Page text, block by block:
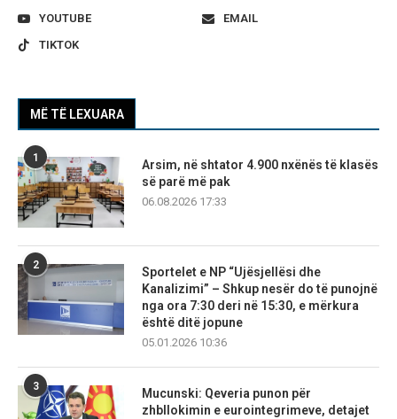
YOUTUBE
EMAIL
TIKTOK
MË TË LEXUARA
1
Arsim, në shtator 4.900 nxënës të klasës
së parë më pak
06.08.2026 17:33
2
Sportelet e NP “Ujësjellësi dhe
Kanalizimi” – Shkup nesër do të punojnë
nga ora 7:30 deri në 15:30, e mërkura
është ditë jopune
05.01.2026 10:36
3
Mucunski: Qeveria punon për
zhbllokimin e eurointegrimeve, detajet